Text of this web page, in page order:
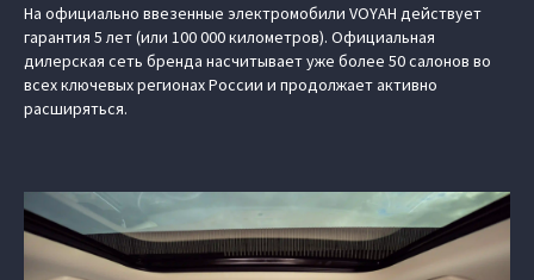
На официально ввезенные электромобили VOYAH действует
гарантия 5 лет (или 100 000 километров). Официальная
дилерская сеть бренда насчитывает уже более 50 салонов во
всех ключевых регионах России и продолжает активно
расширяться.